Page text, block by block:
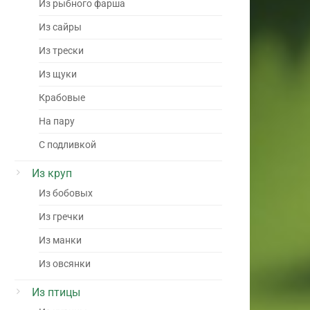
Из рыбного фарша
Из сайры
Из трески
Из щуки
Крабовые
На пару
С подливкой
Из круп
Из бобовых
Из гречки
Из манки
Из овсянки
Из птицы